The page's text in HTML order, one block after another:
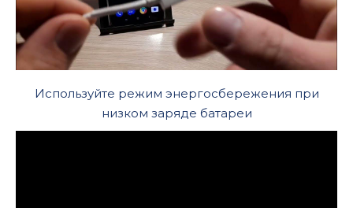
Используйте режим энергосбережения при
низком заряде батареи